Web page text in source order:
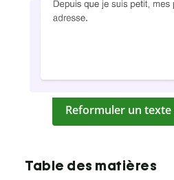
Reformuler un
Table des matières